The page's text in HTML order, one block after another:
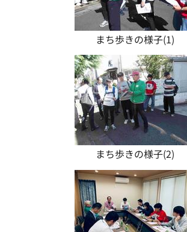
まち歩きの様子(1)
まち歩きの様子(2)